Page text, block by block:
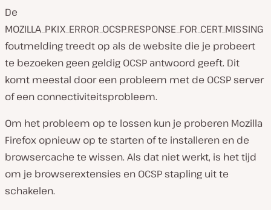
De
MOZILLA_PKIX_ERROR_OCSP_RESPONSE_FOR_CERT_MISSING
foutmelding treedt op als de website die je probeert
te bezoeken geen geldig OCSP antwoord geeft. Dit
komt meestal door een probleem met de OCSP server
of een connectiviteitsprobleem.
Om het probleem op te lossen kun je proberen Mozilla
Firefox opnieuw op te starten of te installeren en de
browsercache te wissen. Als dat niet werkt, is het tijd
om je browserextensies en OCSP stapling uit te
schakelen.